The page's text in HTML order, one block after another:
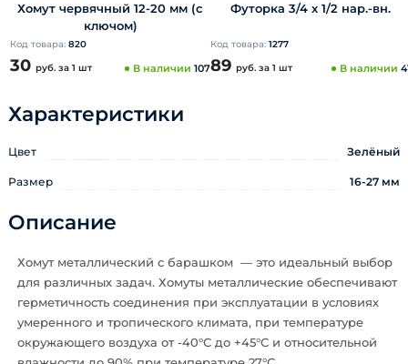
Хомут червячный 12-20 мм (с
ключом)
Код товара: 820
30 руб. за 1 шт В наличии 107
Футорка 3/4 х 1/2 нар.-вн.
Код товара: 1277
89 руб. за 1 шт В наличии
Характеристики
Цвет Зелёный
Размер 16-27 мм
Описание
Хомут металлический с барашком — это идеальный выбор
для различных задач. Хомуты металлические обеспечивают
герметичность соединения при эксплуатации в условиях
умеренного и тропического климата, при температуре
окружающего воздуха от -40°С до +45°С и относительной